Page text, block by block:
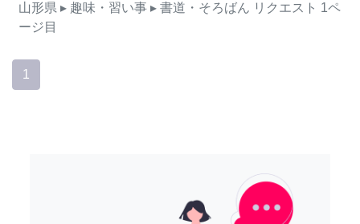
山形県 ▸ 趣味・習い事 ▸ 書道・そろばん リクエスト 1ペ
ージ目
1